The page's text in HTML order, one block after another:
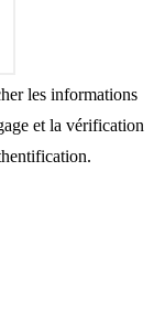
les informations
et la vérification